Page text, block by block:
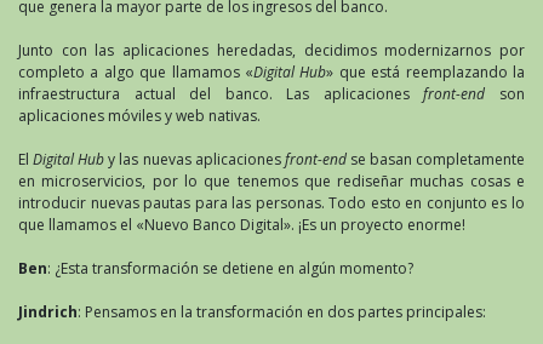
que genera la mayor parte de los ingresos del banco.
Junto con las aplicaciones heredadas, decidimos modernizarnos por
completo a algo que llamamos «Digital Hub» que está reemplazando la
infraestructura actual del banco. Las aplicacionesfront-end son
aplicaciones móviles y web nativas.
ElDigital Huby las nuevas aplicacionesfront-endse basan completamente
en microservicios, por lo que tenemos que rediseñar muchas cosas e
introducir nuevas pautas para las personas. Todo esto en conjunto es lo
que llamamos el «Nuevo Banco Digital». ¡Es un proyecto enorme!
Ben: ¿Esta transformación se detiene en algún momento?
Jindrich: Pensamos en la transformación en dos partes principales: